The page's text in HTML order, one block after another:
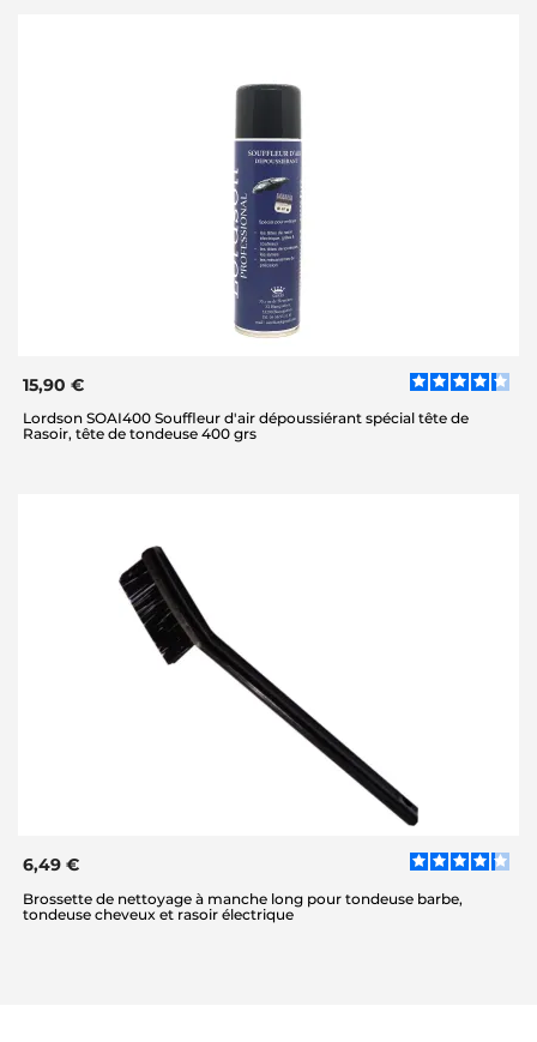
15,90 €
Lordson SOAI400 Souffleur d'air dépoussiérant spécial tête de
Rasoir, tête de tondeuse 400 grs
6,49 €
Brossette de nettoyage à manche long pour tondeuse barbe,
tondeuse cheveux et rasoir électrique